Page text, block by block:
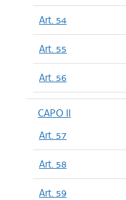
Art. 54
Art. 55
Art. 56
CAPO II
Art. 57
Art. 58
Art. 59